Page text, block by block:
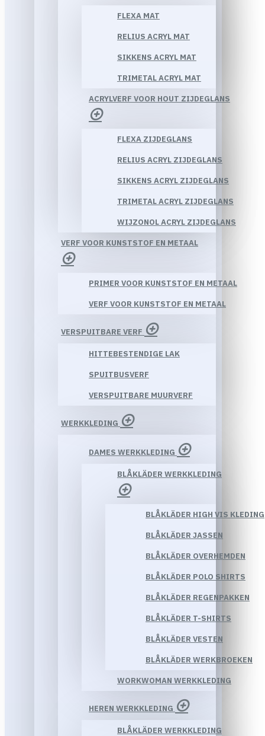
FLEXA MAT
RELIUS ACRYL MAT
SIKKENS ACRYL MAT
TRIMETAL ACRYL MAT
ACRYLVERF VOOR HOUT ZIJDEGLANS
FLEXA ZIJDEGLANS
RELIUS ACRYL ZIJDEGLANS
SIKKENS ACRYL ZIJDEGLANS
TRIMETAL ACRYL ZIJDEGLANS
WIJZONOL ACRYL ZIJDEGLANS
VERF VOOR KUNSTSTOF EN METAAL
PRIMER VOOR KUNSTSTOF EN METAAL
VERF VOOR KUNSTSTOF EN METAAL
VERSPUITBARE VERF
HITTEBESTENDIGE LAK
SPUITBUSVERF
VERSPUITBARE MUURVERF
WERKKLEDING
DAMES WERKKLEDING
BLÅKLÄDER WERKKLEDING
BLÅKLÄDER HIGH VIS KLEDING
BLÅKLÄDER JASSEN
BLÅKLÄDER OVERHEMDEN
BLÅKLÄDER POLO SHIRTS
BLÅKLÄDER REGENPAKKEN
BLÅKLÄDER T-SHIRTS
BLÅKLÄDER VESTEN
BLÅKLÄDER WERKBROEKEN
WORKWOMAN WERKKLEDING
HEREN WERKKLEDING
BLÅKLÄDER WERKKLEDING